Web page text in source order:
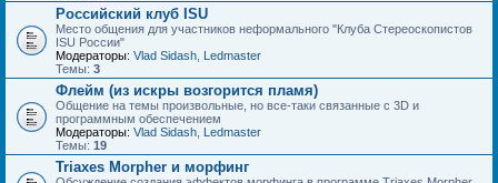
Российский клуб ISU
Место общения для участников неформального "Клуба Стереоскопистов
ISU России"
Модераторы: Vlad Sidash Ledmaster
Темы: 3
Флейм (из искры возгорится пламя)
Общение на темы произвольные, но все-таки связанные с 3D и
программным обеспечением
Модераторы: Vlad Sidash Ledmaster
Темы: 19
Triaxes Morpher и морфинг